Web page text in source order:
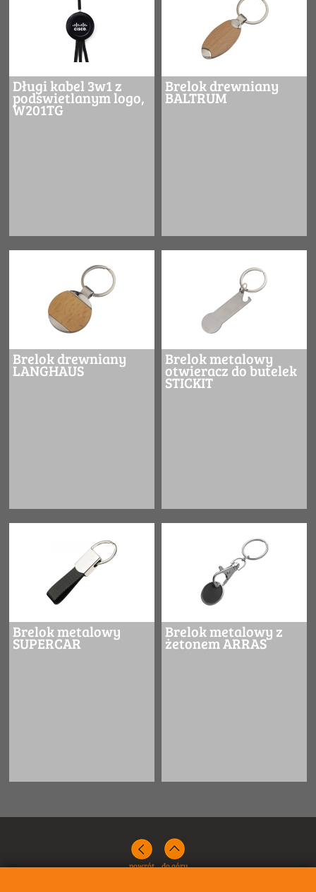
Długi kabel 3w1 z
podświetlanym logo,
W201TG
Brelok drewniany
BALTRUM
Brelok drewniany
LANGHAUS
Brelok metalowy
otwieracz do butelek
STICKIT
Brelok metalowy
SUPERCAR
Brelok metalowy z
żetonem ARRAS
powrót do góry